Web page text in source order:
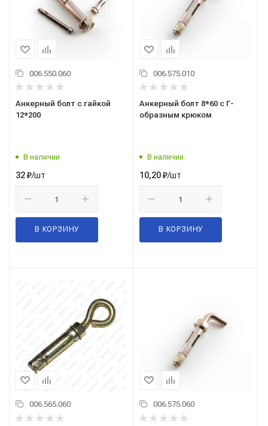
006.550.060
Анкерный болт с гайкой
12*200
В наличии
32₽/шт
В КОРЗИНУ
006.575.010
Анкерный болт 8*60 с Г-
образным крюком
В наличии
10,20₽/шт
В КОРЗИНУ
006.565.060 006.575.060